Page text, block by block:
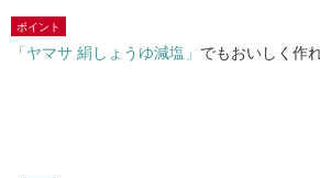
ポイント
「ヤマサ 絹しょうゆ減塩」 でもおいしく作